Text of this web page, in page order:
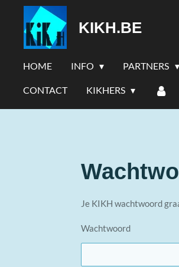
direct
KIKH.BE
HOME INFO PARTNERS
CONTACT KIKHERS
Je KIKH wachtwoord
Wachtwoord